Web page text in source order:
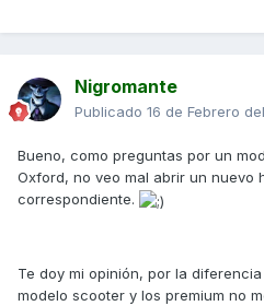
Nigromante
Publicado 16 de Febrero
Bueno, como preguntas por un
Oxford, no veo mal abrir un nuevo
correspondiente.
Te doy mi opinión, por la
modelo scooter y los premium no